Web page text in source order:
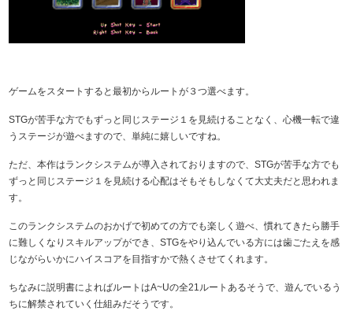
ゲームをスタートすると最初からルートが３つ選べます。
STGが苦手な方でもずっと同じステージ１を見続けることなく、心機一転で違
うステージが遊べますので、単純に嬉しいですね。
ただ、本作はランクシステムが導入されておりますので、STGが苦手な方でも
ずっと同じステージ１を見続ける心配はそもそもしなくて大丈夫だと思われま
す。
このランクシステムのおかげで初めての方でも楽しく遊べ、慣れてきたら勝手
に難しくなりスキルアップができ、STGをやり込んでいる方には歯ごたえを感
じながらいかにハイスコアを目指すかで熱くさせてくれます。
ちなみに説明書によればルートはA~Uの全21ルートあるそうで、遊んでいるう
ちに解禁されていく仕組みだそうです。